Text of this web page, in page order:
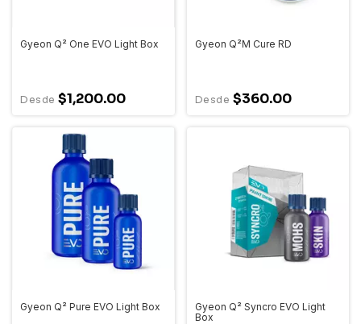
Gyeon Q² One EVO Light Box
$1,200.00
Gyeon Q²M Cure RD
$360.00
Gyeon Q² Pure EVO Light Box
Gyeon Q² Syncro EVO Light
Box